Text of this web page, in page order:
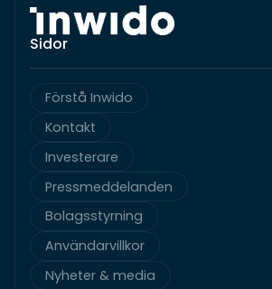
Sidor
Förstå Inwido
Kontakt
Investerare
Pressmeddelanden
Bolagsstyrning
Användarvillkor
Nyheter & media